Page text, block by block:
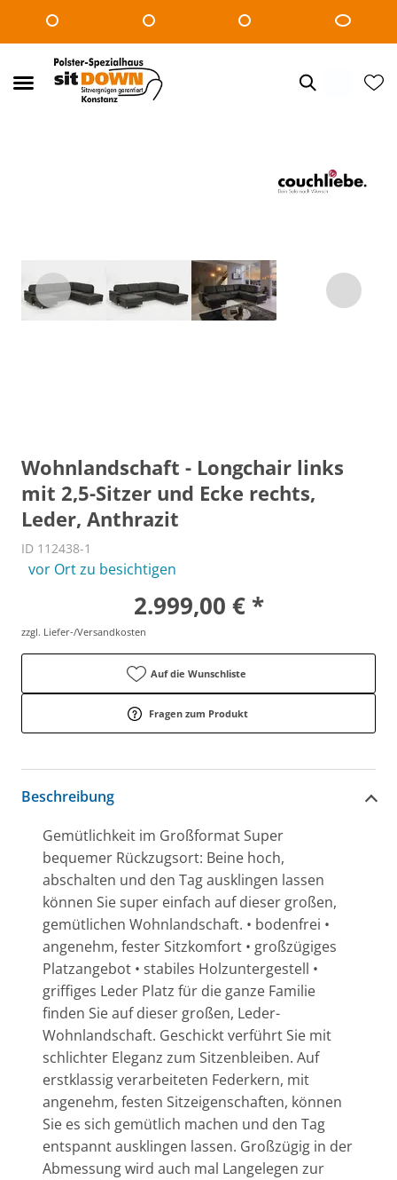
Wohnlandschaft - Longchair links
mit 2,5-Sitzer und Ecke rechts,
Leder, Anthrazit
ID 112438-1
vor Ort zu besichtigen
2.999,00 € *
zzgl. Liefer-/Versandkosten
Auf die Wunschliste
Fragen zum Produkt
Beschreibung
Gemütlichkeit im Großformat Super
bequemer Rückzugsort: Beine hoch,
abschalten und den Tag ausklingen lassen
können Sie super einfach auf dieser großen,
gemütlichen Wohnlandschaft. • bodenfrei •
angenehm, fester Sitzkomfort • großzügiges
Platzangebot • stabiles Holzuntergestell •
griffiges Leder Platz für die ganze Familie
finden Sie auf dieser großen, Leder-
Wohnlandschaft. Geschickt verführt Sie mit
schlichter Eleganz zum Sitzenbleiben. Auf
erstklassig verarbeiteten Federkern, mit
angenehm, festen Sitzeigenschaften, können
Sie es sich gemütlich machen und den Tag
entspannt ausklingen lassen. Großzügig in der
Abmessung wird auch mal Langelegen zur